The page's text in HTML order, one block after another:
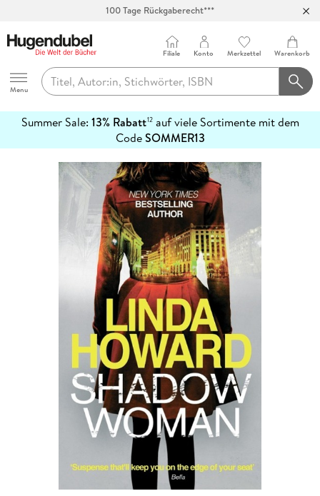
100 Tage Rückgaberecht***
Hugendubel
Menu
Filiale Konto Merkzettel Warenkorb
Summer Sale: 13% Rabatt12auf viele Sortimente mit dem
CodeSOMMER13
erfahren